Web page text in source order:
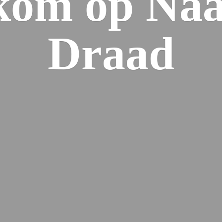
Draad